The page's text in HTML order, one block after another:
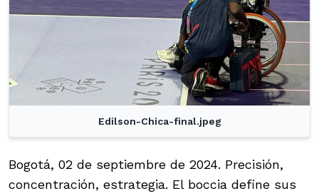
Edilson-Chica-final.jpeg
Bogotá, 02 de septiembre de 2024. Precisión,
concentración, estrategia. El boccia define sus